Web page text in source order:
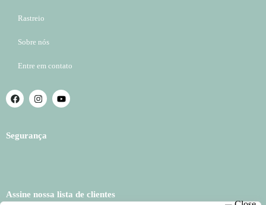
Rastreio
Sobre nós
Entre em contato
Segurança
Assine nossa lista de clientes